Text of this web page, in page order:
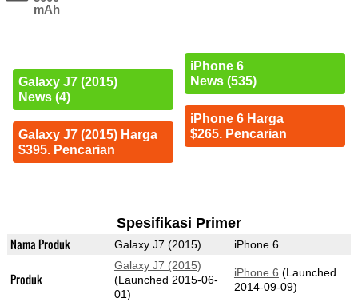
mAh
Galaxy J7 (2015)
News (4)
Galaxy J7 (2015) Harga
$395. Pencarian
iPhone 6
News (535)
iPhone 6 Harga
$265. Pencarian
Spesifikasi Primer
Nama Produk Galaxy J7 (2015) iPhone 6
Produk
Galaxy J7 (2015)
(Launched 2015-06-
01)
iPhone 6 (Launched
2014-09-09)